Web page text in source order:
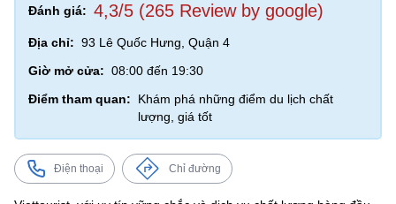
Đánh giá: 4,3/5 (265 Review by google)
Địa chỉ: 93 Lê Quốc Hưng, Quận 4
Giờ mở cửa: 08:00 đến 19:30
Điểm tham quan:
Khám phá những điểm du lịch chất
lượng, giá tốt
Điện thoại Chỉ đường